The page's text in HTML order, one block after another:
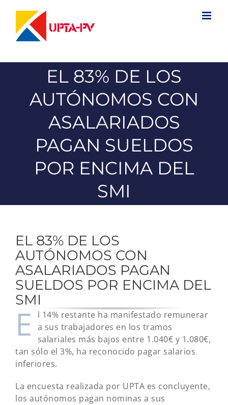
contenido
EL 83% DE LOS
AUTÓNOMOS CON
ASALARIADOS
PAGAN SUELDOS
POR ENCIMA DEL
SMI
EL 83% DE LOS
AUTÓNOMOS CON
ASALARIADOS PAGAN
SUELDOS POR ENCIMA DEL
SMI
E
l 14% restante ha manifestado remunerar
a sus trabajadores en los tramos
salariales más bajos entre 1.040€ y 1.080€,
tan sólo el 3%, ha reconocido pagar salarios
inferiores.
La encuesta realizada por UPTA es concluyente,
los autónomos pagan nominas a sus